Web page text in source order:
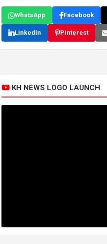
WhatsApp Facebook
LinkedIn Pinterest
KH NEWS LOGO LAUNCH